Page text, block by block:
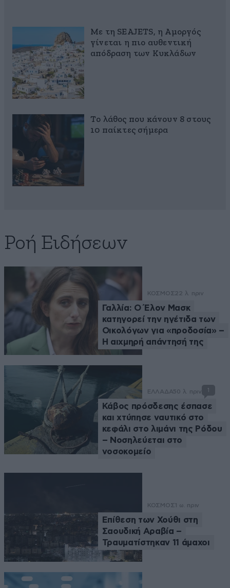
Με τη SEAJETS, η Αμοργός
γίνεται η πιο αυθεντική
απόδραση των Κυκλάδων
Το λάθος που κάνουν 8 στους
10 παίκτες σήμερα
Ροή Ειδήσεων
ΚΟΣΜΟΣ22 λ. πριν
Γαλλία: Ο Έλον Μασκ
κατηγορεί την ηγέτιδα των
Οικολόγων για «προδοσία» –
Η αιχμηρή απάντησή της
ΕΛΛΑΔΑ50 λ. πριν
Κάβος πρόσδεσης έσπασε
και χτύπησε ναυτικό στο
κεφάλι στο λιμάνι της Ρόδου
– Νοσηλεύεται στο
νοσοκομείο
ΚΟΣΜΟΣ 1 ω. πριν
Επίθεση των Χούθι στη
Σαουδική Αραβία –
Τραυματίστηκαν 11 άμαχοι